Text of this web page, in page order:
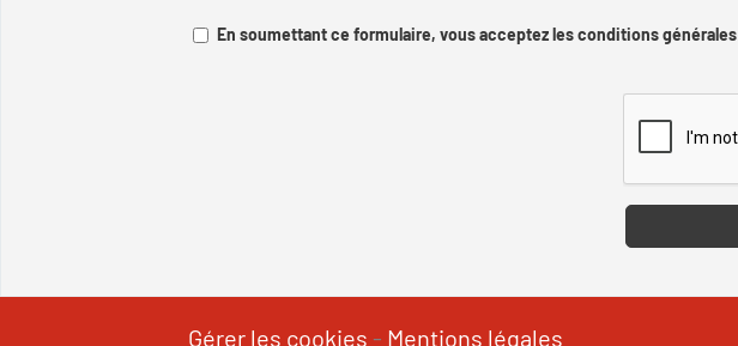
En soumettant ce formulaire, vous acceptez les conditions générales
Gérer les cookies - Mentions légales